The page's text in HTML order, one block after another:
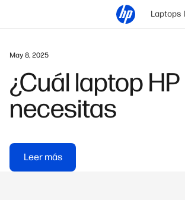
Laptops
May 8, 2025
¿Cuál laptop
necesitas
Leer más